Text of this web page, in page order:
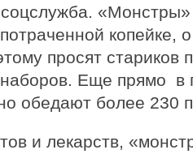
копейке,
просят стариков
наборов. Еще прямо
обедают более 230
и лекарств,